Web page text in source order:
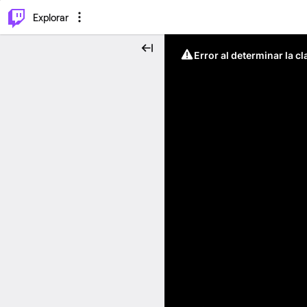
Explorar
Error al determinar la